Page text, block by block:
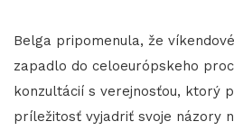
Belga pripomenula, že
zapadlo do celoeurópskeho
konzultácií s verejnosťou, ktorý
príležitosť vyjadriť svoje názory